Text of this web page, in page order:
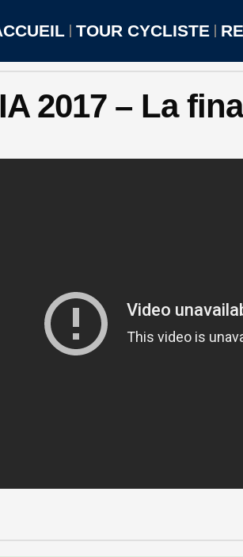
TOUR CYCLISTE
2017 – La